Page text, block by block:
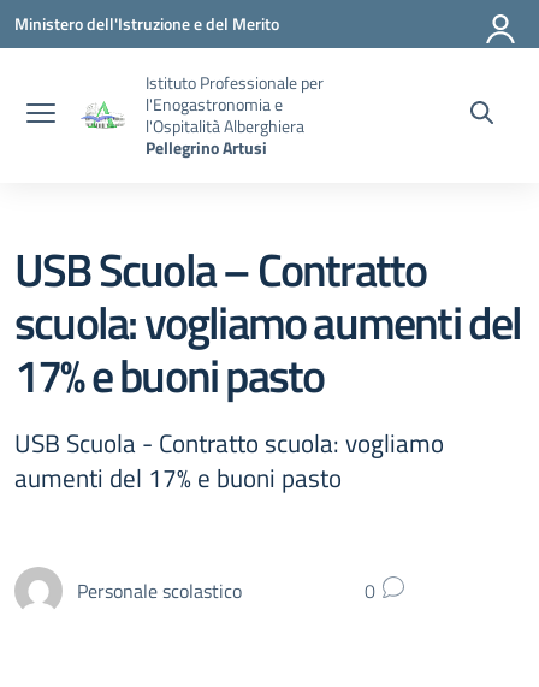
Vai ai contenuti
Vai al menu di navigazione
Vai al footer
Ministero dell'Istruzione e del Merito
Istituto Professionale per
l'Enogastronomia e
l'Ospitalità Alberghiera
Pellegrino Artusi
USB Scuola – Contratto
scuola: vogliamo aumenti del
17% e buoni pasto
USB Scuola - Contratto scuola: vogliamo
aumenti del 17% e buoni pasto
Personale scolastico 0